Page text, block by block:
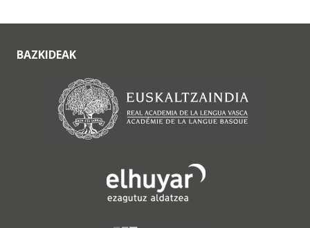
BAZKIDEAK